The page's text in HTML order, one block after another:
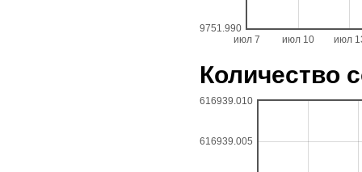
июл 7 июл 10 июл
9751.990
Количество
616939.005
616939.010